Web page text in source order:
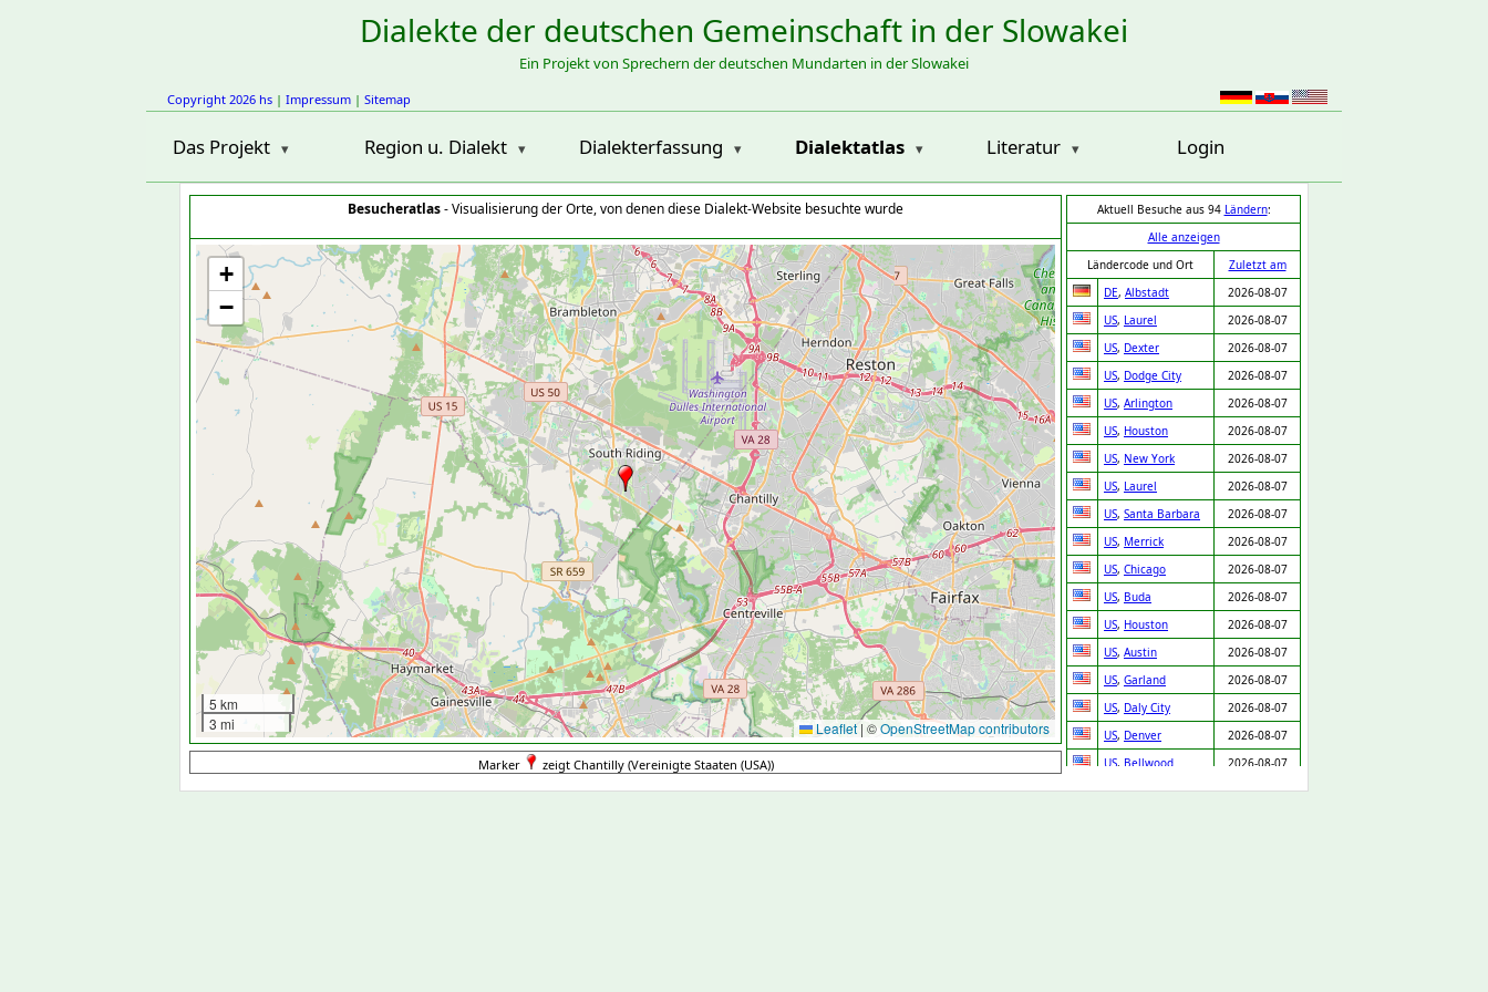
Dialekte der deutschen Gemeinschaft in der Slowakei
Ein Projekt von Sprechern der deutschen Mundarten in der Slowakei
Copyright 2026 hs | Impressum | Sitemap
Das Projekt Region u. Dialekt Dialekterfassung Dialektatlas Literatur Login
Besucheratlas- Visualisierung der Orte, von denen diese Dialekt-Website besuchte wurde
+
−
5 km
3 mi
Leaflet | ©OpenStreetMap contributors
Aktuell Besuche aus 94 Ländern:
Alle anzeigen
Ländercode und Ort
Zuletzt am
DE, Albstadt
2026-08-07
US, Laurel
2026-08-07
US, Dexter
2026-08-07
US, Dodge City
2026-08-07
US, Arlington
2026-08-07
US, Houston
2026-08-07
US, New York
2026-08-07
US, Laurel
2026-08-07
US, Santa Barbara
2026-08-07
US, Merrick
2026-08-07
US, Chicago
2026-08-07
US, Buda
2026-08-07
US, Houston
2026-08-07
US, Austin
2026-08-07
US, Garland
2026-08-07
US, Daly City
2026-08-07
US, Denver
2026-08-07
US, Bellwood
2026-08-07
US,Fontana
2026-08-07
Marker zeigt Chantilly (Vereinigte Staaten (USA))